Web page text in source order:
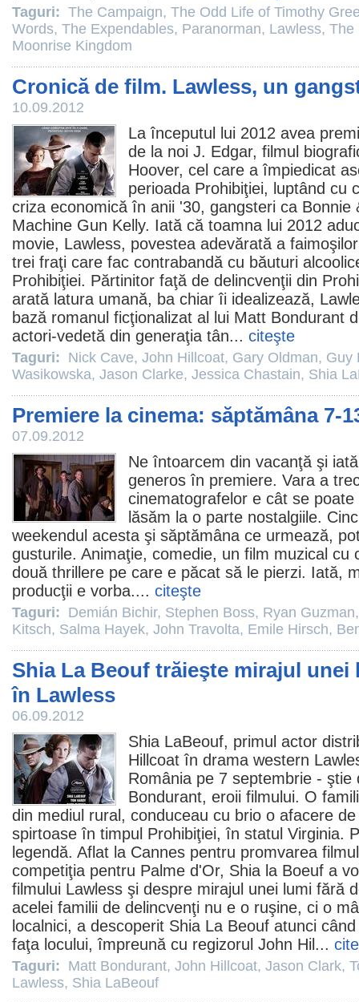
Taguri: The Campaign, The Odd Life of Timothy
Words, The Expendables, Paranorman, Lawless, The
Moonrise Kingdom
Cronică de film. Lawless, un
10.09.2012
La începutul lui 2012 avea
de la noi J. Edgar, filmul
Hoover, cel care a împiedicat
perioada Prohibiţiei, luptând cu
criza economică în anii '30, gangsteri ca Bonnie
Machine Gun Kelly. Iată că toamna lui 2012
movie, Lawless, povestea adevărată a
trei fraţi care fac contrabandă cu băuturi
Prohibiţiei. Părtinitor faţă de delincvenţii din
arată latura umană, ba chiar îi idealizează,
bază romanul ficţionalizat al lui Matt Bondurant
actori-vedetă din generaţia tân... citeşte
Taguri: Nick Cave, John Hillcoat, Gary Oldman, Guy
Wasikowska, Jason Clarke, Jessica Chastain, Shia
Premiere la cinema: săptămâna 7-
07.09.2012
Ne întoarcem din vacanţă şi
generos în premiere. Vara a
cinematografelor e cât se
lăsăm la o parte nostalgiile.
weekendul acesta şi săptămâna ce urmează,
gusturile. Animaţie, comedie, un film muzical cu
două thrillere pe care e păcat să le pierzi. Iată,
producţii e vorba.... citeşte
Taguri: Demián Bichir, Stephen Boss, Ryan Guzman
Kitsch, Salma Hayek, John Travolta, Emile Hirsch,
Shia La Beouf trăieşte mirajul unei
în Lawless
06.09.2012
Shia LaBeouf, primul actor
Hillcoat în drama western
România pe 7 septembrie -
Bondurant, eroii filmului. O
din mediul rural, conduceau cu brio o afacere
spirtoase în timpul Prohibiţiei, în statul Virginia.
legendă. Aflat la Cannes pentru promvarea
competiţia pentru Palme d'Or, Shia la Boeuf a
filmului Lawless şi despre mirajul unei lumi fără
acelei familii de delincvenţi nu e o ruşine, ci o
localnici, a descoperit Shia La Beouf atunci
faţa locului, împreună cu regizorul John Hil...
Taguri: Matt Bondurant, John Hillcoat, Jason Clark,
Lawless, Shia LaBeouf